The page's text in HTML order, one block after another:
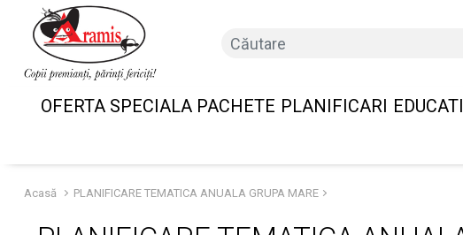
OFERTA SPECIALA PACHETE PLANIFICARI
Acasă PLANIFICARE TEMATICA ANUALA GRUPA MARE